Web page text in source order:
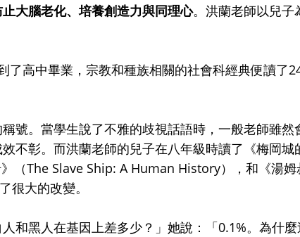
大腦老化、培養創造力與同理心。洪蘭老師以兒子
了高中畢業，宗教和種族相關的社會科經典便讀了
號。當學生說了不雅的歧視話語時，一般老師雖然
不彰。而洪蘭老師的兒子在八年級時讀了《梅岡城
（The Slave Ship: A Human History），和《湯姆
很大的改變。
和黑人在基因上差多少？」她說：「0.1%。為什